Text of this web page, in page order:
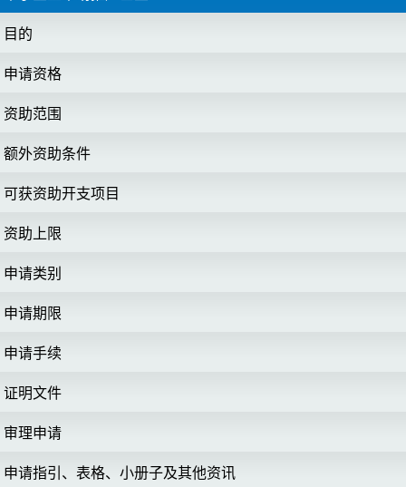
目的
申请资格
资助范围
额外资助条件
可获资助开支项目
资助上限
申请类别
申请期限
申请手续
证明文件
审理申请
申请指引、表格、小册子及其他资讯